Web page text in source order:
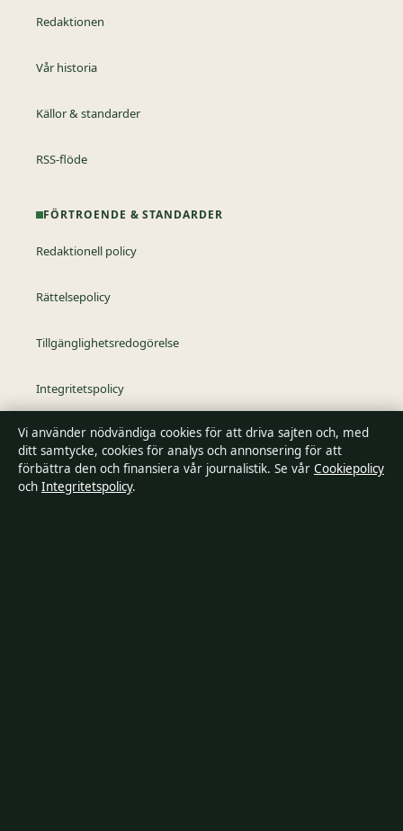
Redaktionen
Vår historia
Källor & standarder
RSS-flöde
FÖRTROENDE & STANDARDER
Redaktionell policy
Rättelsepolicy
Tillgänglighetsredogörelse
Integritetspolicy
Kändisar & integritet
Vi använder nödvändiga cookies för att driva sajten och, med
ditt samtycke, cookies för analys och annonsering för att
förbättra den och finansiera vår journalistik. Se vår Cookiepolicy
och Integritetspolicy.